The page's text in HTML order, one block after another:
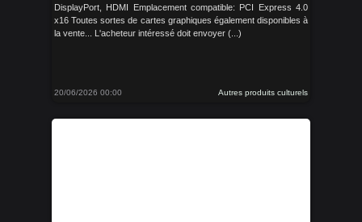
DisplayPort, HDMI Emplacement compatible: PCI Express 4.0
x16 Toutes sortes de cartes graphiques également disponibles à
la vente... L'acheteur intéressé doit envoyer (...)
20/06/2026 00:00 Autres produits culturels